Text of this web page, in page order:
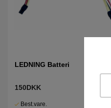
LEDNING Batteri
150DKK
Best.vare.